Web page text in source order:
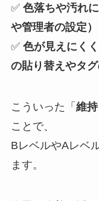
✅ 色落ちや汚れ
や管理者の設定）
✅ 色が見えにく
の貼り替えやタグ
こういった「 維
ことで、
BレベルやAレベ
ます。